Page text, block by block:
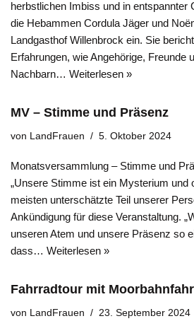
herbstlichen Imbiss und in entspannter
die Hebammen Cordula Jäger und
Landgasthof Willenbrock ein. Sie
Erfahrungen, wie Angehörige, Freunde
Nachbarn… Weiterlesen »
MV – Stimme und Präsenz
von LandFrauen 5. Oktober 2024
Monatsversammlung – Stimme und
„Unsere Stimme ist ein Mysterium und
meisten unterschätzte Teil unserer
Ankündigung für diese Veranstaltung.
unseren Atem und unsere Präsenz so
dass… Weiterlesen »
Fahrradtour mit
von LandFrauen 23. September 2024